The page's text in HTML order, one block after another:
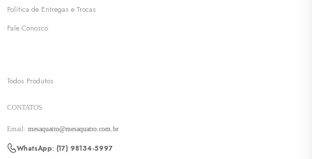
Política de Entregas e Trocas
Fale Conosco
Todos Produtos
CONTATOS
Email: mesaquatro@mesaquatro.com.br
WhatsApp: (17) 98134-5997